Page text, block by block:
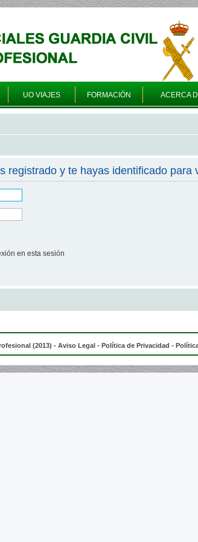
UO VIAJES FORMACIÓN ACERCA
registrado y te hayas identificado para
en esta sesión
(2013) - Aviso Legal - Política de Privacidad -